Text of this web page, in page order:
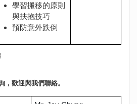
學習搬移的原則
與扶抱技巧
預防意外跌倒
，歡迎與我們聯絡。